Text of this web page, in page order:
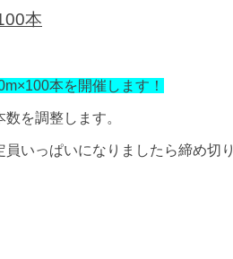
本
本を開催します！
を調整します。
いっぱいになりましたら締め切り